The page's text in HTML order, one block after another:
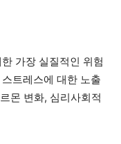
가장 실질적인 위험
트레스에 대한 노출
몬 변화, 심리사회적